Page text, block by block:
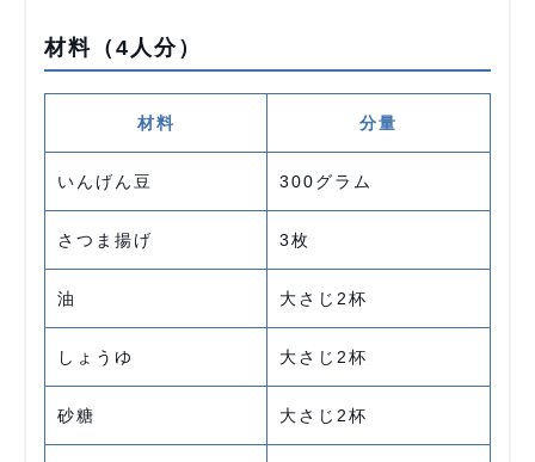
材料（4人分）
材料 分量
いんげん豆 300グラム
さつま揚げ 3枚
油 大さじ2杯
しょうゆ 大さじ2杯
砂糖 大さじ2杯